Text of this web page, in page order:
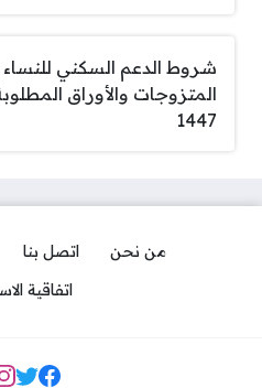
شروط الدعم السكني للنساء
المتزوجات والأوراق
1447
من نحن اتصل بنا
اتفاقية